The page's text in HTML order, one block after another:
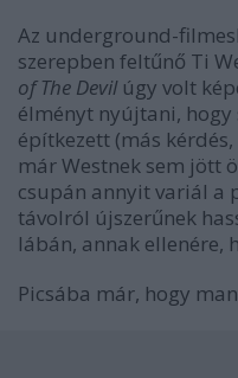
Az underground-
szerepben feltűnő Ti
of The Devilúgy volt
élményt nyújtani,
építkezett (más
már Westnek sem jött
csupán annyit variál a
távolról újszerűnek
lábán, annak ellenére,
Picsába már, hogy